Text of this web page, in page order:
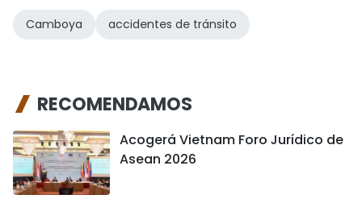
Camboya accidentes de tránsito
RECOMENDAMOS
Acogerá Vietnam Foro Jurídico de
Asean 2026